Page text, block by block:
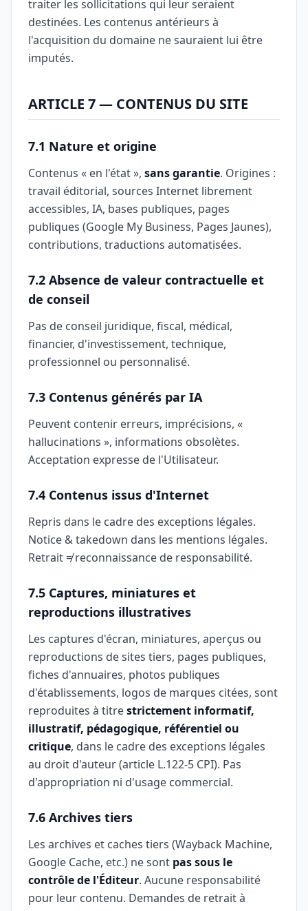
traiter les sollicitations qui leur seraient
destinées. Les contenus antérieurs à
l'acquisition du domaine ne sauraient lui être
imputés.
ARTICLE 7 — CONTENUS DU SITE
7.1 Nature et origine
Contenus « en l'état », sans garantie. Origines :
travail éditorial, sources Internet librement
accessibles, IA, bases publiques, pages
publiques (Google My Business, Pages Jaunes),
contributions, traductions automatisées.
7.2 Absence de valeur contractuelle et
de conseil
Pas de conseil juridique, fiscal, médical,
financier, d'investissement, technique,
professionnel ou personnalisé.
7.3 Contenus générés par IA
Peuvent contenir erreurs, imprécisions, «
hallucinations », informations obsolètes.
Acceptation expresse de l'Utilisateur.
7.4 Contenus issus d'Internet
Repris dans le cadre des exceptions légales.
Notice & takedown dans les mentions légales.
Retrait ≠ reconnaissance de responsabilité.
7.5 Captures, miniatures et
reproductions illustratives
Les captures d'écran, miniatures, aperçus ou
reproductions de sites tiers, pages publiques,
fiches d'annuaires, photos publiques
d'établissements, logos de marques citées, sont
reproduites à titrestrictement informatif,
illustratif, pédagogique, référentiel ou
critique, dans le cadre des exceptions légales
au droit d'auteur (article L.122-5 CPI). Pas
d'appropriation ni d'usage commercial.
7.6 Archives tiers
Les archives et caches tiers (Wayback Machine,
Google Cache, etc.) ne sont pas sous le
contrôle de l'Éditeur. Aucune responsabilité
pour leur contenu. Demandes de retrait à